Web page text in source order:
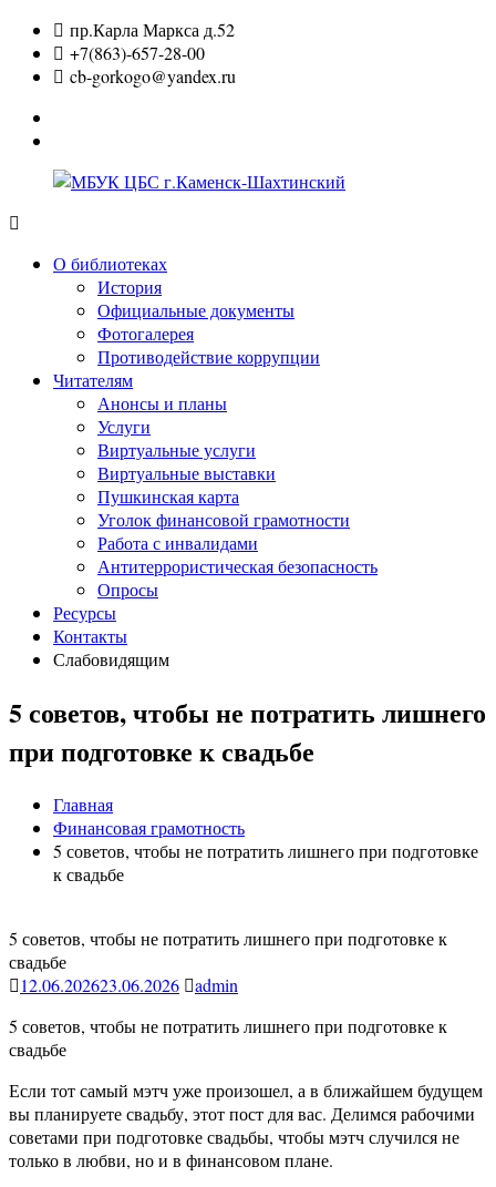
Перейти
содержимому
пр.Карла Маркса д.52
+7(863)-657-28-00
cb-gorkogo@yandex.ru
ЦБС
г.Каменск-
Шахтинский
О библиотеках
История
Официальные документы
Фотогалерея
Противодействие коррупции
Читателям
Анонсы и планы
Услуги
Виртуальные услуги
Виртуальные выставки
Пушкинская карта
Уголок финансовой грамотности
Работа с инвалидами
Антитеррористическая безопасность
Опросы
Ресурсы
Контакты
Слабовидящим
5 советов, чтобы не потратить лишнего
при подготовке к свадьбе
Главная
Финансовая грамотность
5 советов, чтобы не потратить лишнего при подготовке
к свадьбе
5 советов, чтобы не потратить лишнего при подготовке к
свадьбе
12.06.202623.06.2026
admin
5 советов, чтобы не потратить лишнего при подготовке к
свадьбе
Если тот самый мэтч уже произошел, а в ближайшем будущем
вы планируете свадьбу, этот пост для вас. Делимся рабочими
советами при подготовке свадьбы, чтобы мэтч случился не
только в любви, но и в финансовом плане.